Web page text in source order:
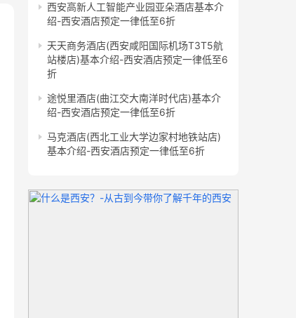
西安高新人工智能产业园亚朵酒店基本介
绍-西安酒店预定一律低至6折
天天商务酒店(西安咸阳国际机场T3T5航
站楼店)基本介绍-西安酒店预定一律低至6
折
途悦里酒店(曲江交大南洋时代店)基本介
绍-西安酒店预定一律低至6折
马克酒店(西北工业大学边家村地铁站店)
基本介绍-西安酒店预定一律低至6折